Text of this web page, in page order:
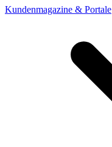
Kundenmagazine & Portale